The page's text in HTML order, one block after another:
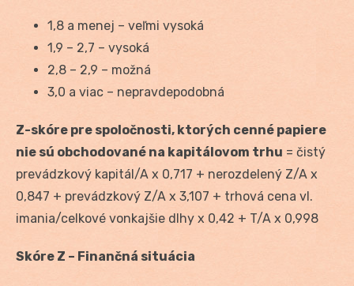
1,8 a menej – veľmi vysoká
1,9 – 2,7 – vysoká
2,8 – 2,9 – možná
3,0 a viac – nepravdepodobná
Z-skóre pre spoločnosti, ktorých cenné papiere
nie sú obchodované na kapitálovom trhu = čistý
prevádzkový kapitál/A x 0,717 + nerozdelený Z/A x
0,847 + prevádzkový Z/A x 3,107 + trhová cena vl.
imania/celkové vonkajšie dlhy x 0,42 + T/A x 0,998
Skóre Z – Finančná situácia